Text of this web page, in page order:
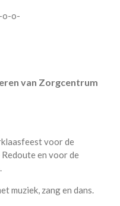
o-o-
van Zorgcentrum
voor de
en voor de
muziek, zang en dans.